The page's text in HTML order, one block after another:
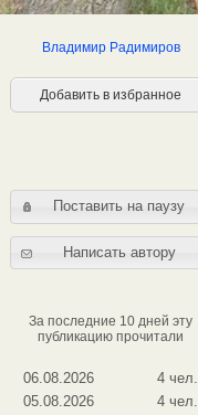
Владимир Радимиров
Добавить в избранное
Поставить на паузу
Написать автору
За последние 10 дней эту
публикацию прочитали
06.08.2026
4 чел.
05.08.2026
4 чел.